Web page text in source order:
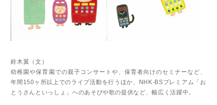
鈴木翼（文）
幼稚園や保育園での親子コンサートや、保育者向けのセミナーなど、
年間150ヶ所以上でのライブ活動を行うほか、NHK-BSプレミアム「お
とうさんといっしょ」へのあそびや歌の提供など、幅広く活躍中。